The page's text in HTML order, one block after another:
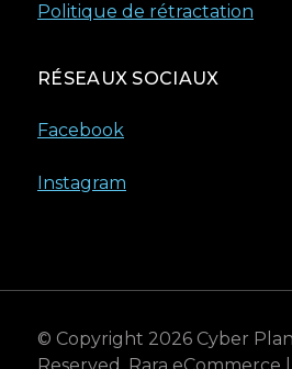
Politique de rétractation
RÉSEAUX SOCIAUX
Facebook
Instagram
© Copyright 2026 Cyber